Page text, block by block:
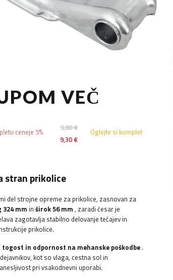
VEČ
9,88 €
9,30 €
ceneje 5% Oglejte si komplet
stran prikolice
del strojne opreme za prikolice, zasnovan za
324 mm in širok 56 mm , zaradi česar je
zagotavlja stabilno delovanje tečajev in
prikolice.
togost in odpornost na mehanske poškodbe .
kot so vlaga, cestna sol in
pri vsakodnevni uporabi.